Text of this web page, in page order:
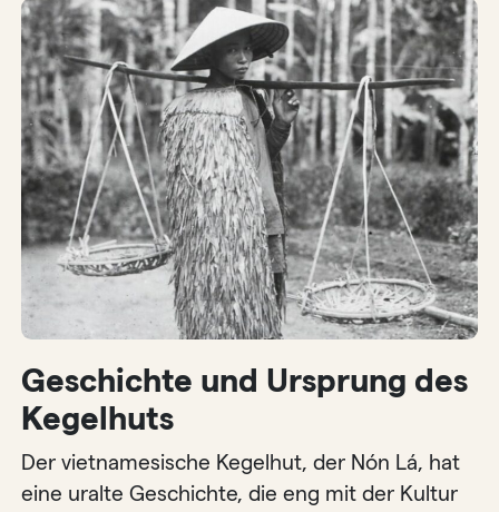
Geschichte und Ursprung des
Kegelhuts
Der vietnamesische Kegelhut, der Nón Lá, hat
eine uralte Geschichte, die eng mit der Kultur